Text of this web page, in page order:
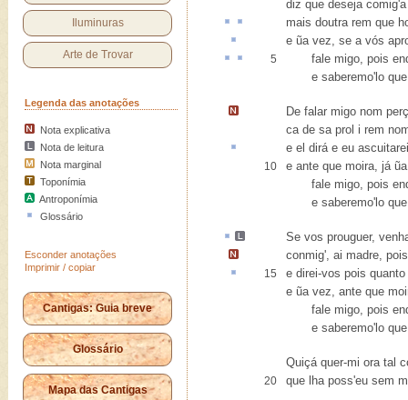
Iluminuras
Arte de Trovar
Legenda das anotações
Nota explicativa
Nota de leitura
Nota marginal
Toponímia
Antroponímia
Glossário
Esconder anotações
Imprimir / copiar
Cantigas: Guia breve
Glossário
Mapa das Cantigas
diz que deseja
mais doutra rem que
e ũa vez, se a vós
5 fale migo, pois
e saberemo'lo que
De falar migo nom
ca de sa prol i rem
e el dirá e eu ascuitarei
10
e ante que moira, já
fale migo, pois
e saberemo'lo que
Se vos prouguer,
conmig', ai madre,
15 e direi-vos pois
e ũa vez, ante que
fale migo, pois
e saberemo'lo que
Quiçá quer-mi ora tal
20 que lha poss'eu sem